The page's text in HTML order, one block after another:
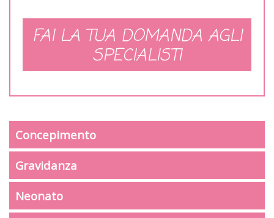
FAI LA TUA DOMANDA AGLI
SPECIALISTI
Concepimento
Gravidanza
Neonato